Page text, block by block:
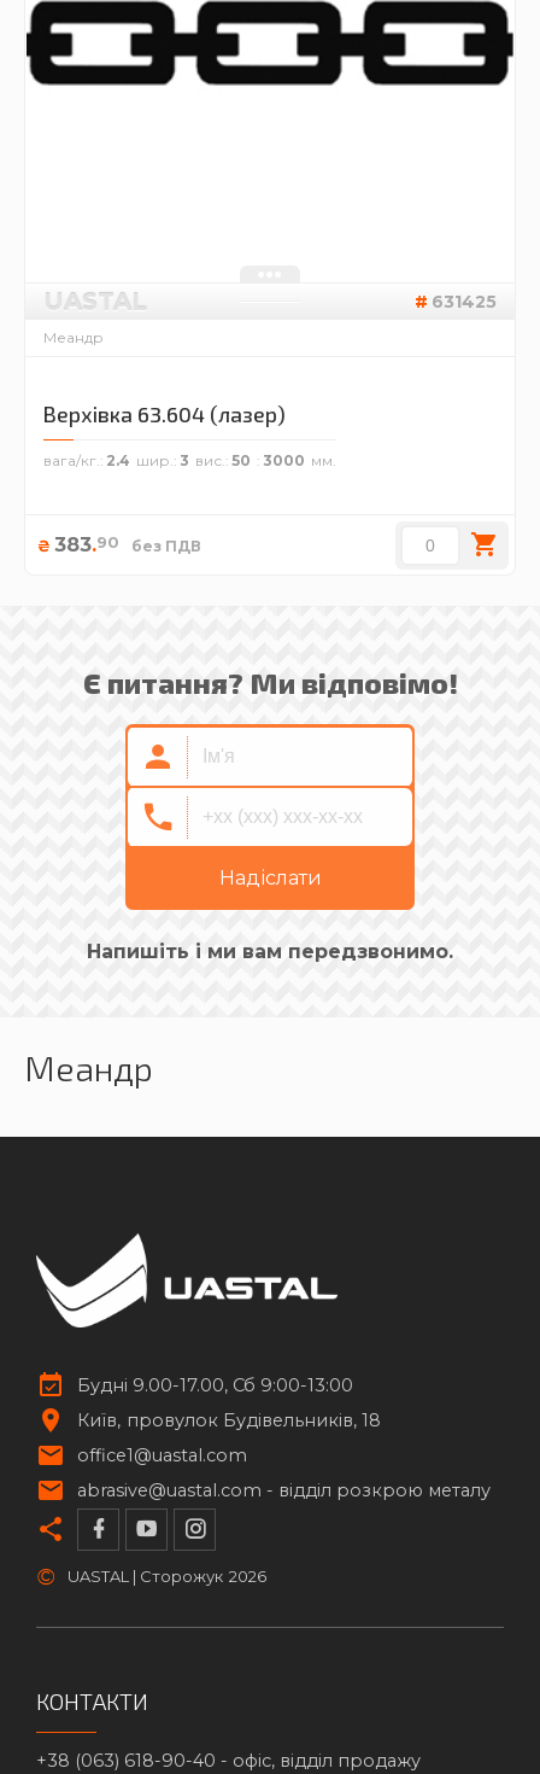
UASTAL 631425
Меандр
Верхівка 63.604 (лазер)
вага/кг. 2.4 шир. 3 вис. 50 3000
₴ 383.90 без ПДВ
Є питання? Ми відповімо!
Надіслати
Напишіть і ми вам передзвонимо.
Меандр
Будні 9.00-17.00, Сб 9:00-13:00
Київ
провулок Будівельників, 18
office1@uastal.com
abrasive@uastal.com - відділ розкрою металу
© UASTAL | Сторожук 2026
КОНТАКТИ
+38 (063) 618-90-40 - офіс, відділ продажу